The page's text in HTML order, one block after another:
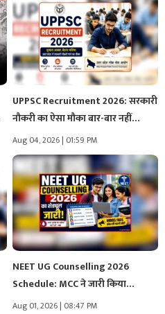
UPPSC Recruitment 2026: सरकारी
नौकरी का ऐसा मौका बार-बार नहीं…
Aug 04, 2026 | 01:59 PM
NEET UG Counselling 2026
Schedule: MCC ने जारी किया
NEET…
Aug 01, 2026 | 08:47 PM